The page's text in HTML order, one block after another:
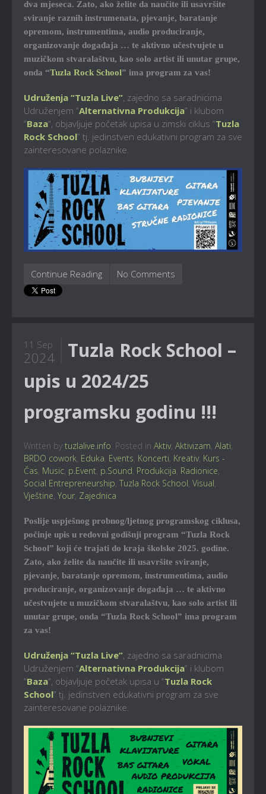
dva mjeseca. Zato, ako želite da naučite ili usavršite
sviranje raznih instrumenata, pjevanje, baratanje
opremom, instrumentima, audio produciranje,
organizovanje događaja … te aktivno učestvujete u
muzičkom stvaralaštvu, kao solo artist ili unutar grupe,
onda “Tuzla Rock School” ima program za vas!
Udruženja “Tuzla Live”, zajedno sa saradnicima
Udruženjem “Alternativna Produkcija” i klubom
“Baza“, objavljuje početak upisa u zimski ciklus “Tuzla
Rock School” tj. jedinstven edukativni program za sve
zainteresovane polaznike.
Continue Reading No Comments
11 Sep
2024
Tuzla Rock School –
upis u 2024/25
programsku godinu !!!
Written by tuzlalive.info . Posted in Aktiv, Aktivizam Alati
BRDO cowork Eduka Events Koncerti Kreativ, Kurs -
Čas Music p.Event p.Sound Produkcija Radionice
Social Entrepreneurship Tuzla Rock School Visual
Vještine Your Zajednica
Poslije uspješnog probnog/ljetnog programskog ciklusa,
počinje upis u redovni godišnji program “Tuzla Rock
School” koji će trajati do kraja školske 2025. godine.
Zato, ako želite da naučite ili usavršite sviranje,
pjevanje, baratanje opremom, instrumentima, audio
produciranje, organizovanje događaja … te aktivno
učestvujete u muzičkom stvaralaštvu, kao solo artist ili
unutar grupe, onda “Tuzla Rock School” ima program
za vas!
Udruženja “Tuzla Live”, zajedno sa saradnicima
Udruženjem “Alternativna Produkcija” i klubom
“Baza“, objavljuje početak upisa u “Tuzla Rock
School” tj. jedinstven edukativni program za sve
zainteresovane polaznike.